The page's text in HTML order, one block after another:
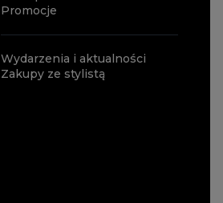
Promocje
Wydarzenia i aktualności
Zakupy ze stylistą